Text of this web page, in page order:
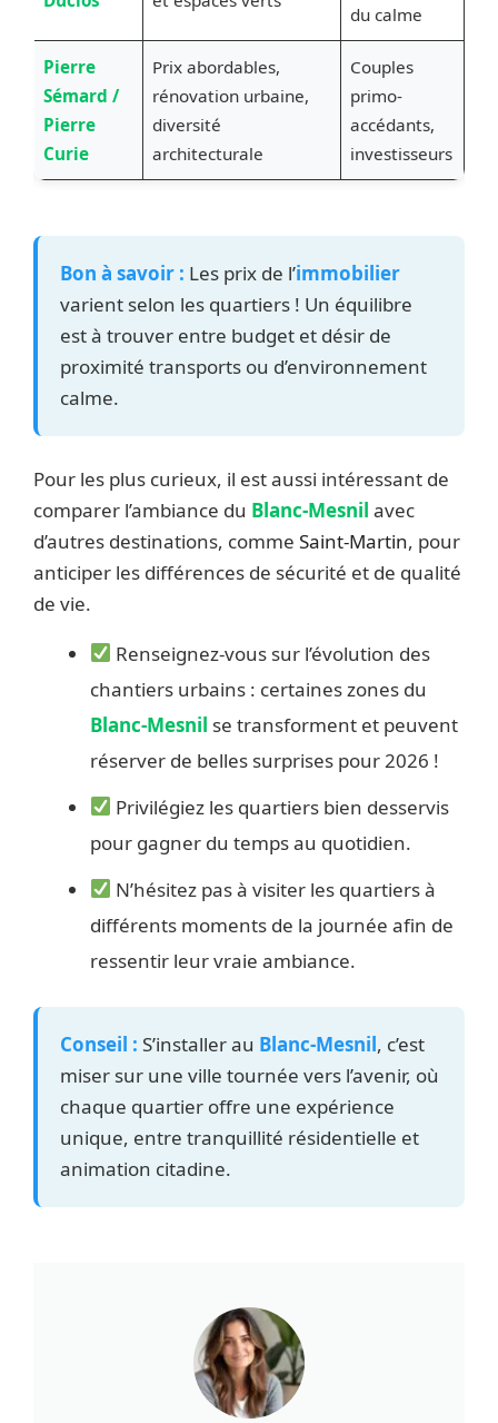
du calme
Pierre
Sémard /
Pierre
Curie
Prix abordables,
rénovation urbaine,
diversité
architecturale
Couples
primo-
accédants,
investisseurs
Bon à savoir : Les prix de l’immobilier
varient selon les quartiers ! Un équilibre
est à trouver entre budget et désir de
proximité transports ou d’environnement
calme.
Pour les plus curieux, il est aussi intéressant de
comparer l’ambiance du Blanc-Mesnil avec
d’autres destinations, comme Saint-Martin, pour
anticiper les différences de sécurité et de qualité
de vie.
Renseignez-vous sur l’évolution des
chantiers urbains : certaines zones du
Blanc-Mesnil se transforment et peuvent
réserver de belles surprises pour 2026 !
Privilégiez les quartiers bien desservis
pour gagner du temps au quotidien.
N’hésitez pas à visiter les quartiers à
différents moments de la journée afin de
ressentir leur vraie ambiance.
Conseil : S’installer au Blanc-Mesnil, c’est
miser sur une ville tournée vers l’avenir, où
chaque quartier offre une expérience
unique, entre tranquillité résidentielle et
animation citadine.